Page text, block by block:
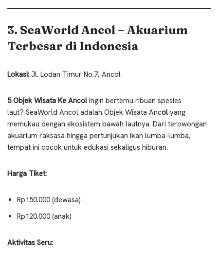
3. SeaWorld Ancol – Akuarium
Terbesar di Indonesia
Lokasi: Jl. Lodan Timur No.7, Ancol
5 Objek Wisata Ke Ancol Ingin bertemu ribuan spesies
laut? SeaWorld Ancol adalah Objek Wisata Ancol yang
memukau dengan ekosistem bawah lautnya. Dari terowongan
akuarium raksasa hingga pertunjukan ikan lumba-lumba,
tempat ini cocok untuk edukasi sekaligus hiburan.
Harga Tiket:
Rp150.000 (dewasa)
Rp120.000 (anak)
Aktivitas Seru: